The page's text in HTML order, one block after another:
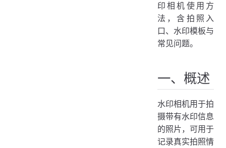
印相机使用方
法，含拍照入
口、水印模板与
常见问题。
一、概述
水印相机用于拍
摄带有水印信息
的照片，可用于
记录真实拍照情